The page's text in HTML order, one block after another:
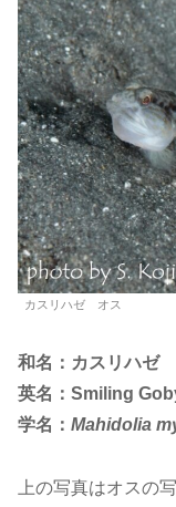
カスリハゼ オス
和名：カスリハゼ
英名：Smiling
学名： Mahidolia
上の写真はオスの